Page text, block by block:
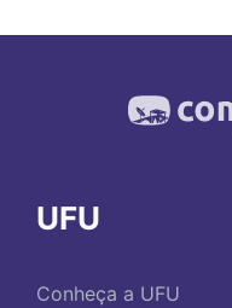
UFU
Conheça a UFU